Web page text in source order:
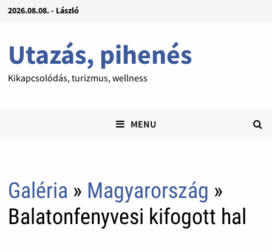
2026.08.08. - László
Utazás, pihenés
Kikapcsolódás, turizmus, wellness
MENU
Galéria » Magyarország »
Balatonfenyvesi kifogott hal